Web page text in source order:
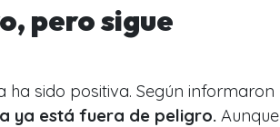
pero sigue
sido positiva. Según informaron
ya está fuera de peligro. Aunque